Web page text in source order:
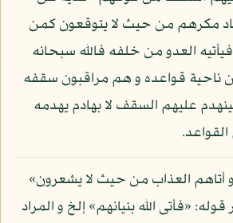
مكرهم من حيث لا يتوقعون كمن
العدو من خلفه فالله سبحانه
ناحية قواعده و هم مراقبون سقفه
عليهم السقف لا بهادم يهدمه
أتاهم العذاب من حيث لا يشعرون»
«فأتى الله بنيانهم» إلخ و المراد